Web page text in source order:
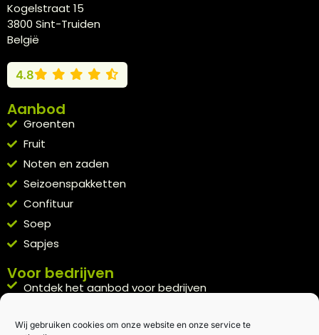
Wij gebruiken cookies om onze website en onze service te
Kogelstraat 15
3800 Sint-Truiden
België
4.8
Aanbod
Groenten
Fruit
Noten en zaden
Seizoenspakketten
Confituur
Soep
Sapjes
Voor bedrijven
Ontdek het aanbod voor bedrijven
Kennismakingspakket aanvragen